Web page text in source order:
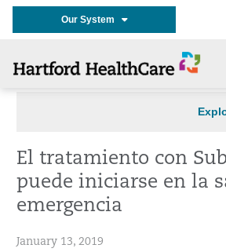
Our System
El tratamiento con
puede iniciarse en la
emergencia
January 13, 2019